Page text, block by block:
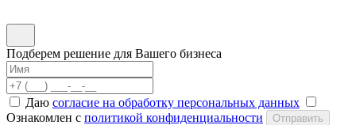
Подберем решение для Вашего бизнеса
Даю согласие на обработку персональных данных
Ознакомлен с политикой конфиденциальности Отправить